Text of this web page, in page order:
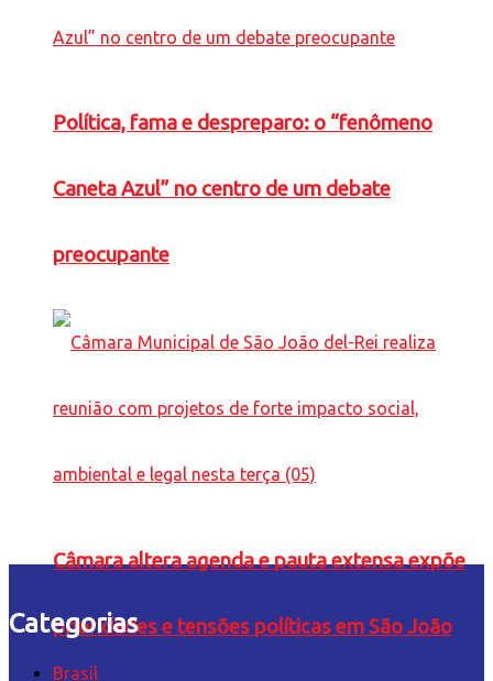
Política, fama e despreparo: o “fenômeno
Caneta Azul” no centro de um debate
preocupante
Câmara altera agenda e pauta extensa expõe
prioridades e tensões políticas em São João
Categorias
Brasil